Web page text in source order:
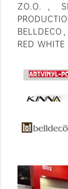
ZO.O.，
BELLDECO
RED WHITE